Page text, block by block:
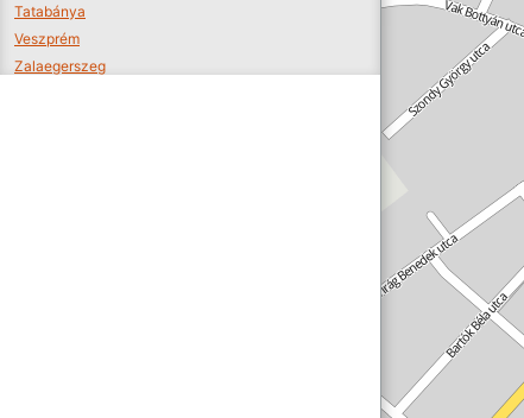
Tatabánya
Veszprém
Zalaegerszeg